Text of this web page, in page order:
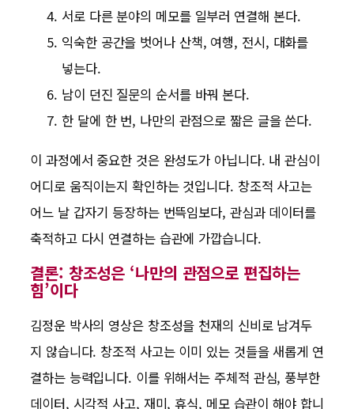
서로 다른 분야의 메모를 일부러 연결해 본다.
익숙한 공간을 벗어나 산책, 여행, 전시, 대화를
넣는다.
남이 던진 질문의 순서를 바꿔 본다.
한 달에 한 번, 나만의 관점으로 짧은 글을 쓴다.
이 과정에서 중요한 것은 완성도가 아닙니다. 내 관심이
어디로 움직이는지 확인하는 것입니다. 창조적 사고는
어느 날 갑자기 등장하는 번뜩임보다, 관심과 데이터를
축적하고 다시 연결하는 습관에 가깝습니다.
결론: 창조성은 ‘나만의 관점으로 편집하는
힘’이다
김정운 박사의 영상은 창조성을 천재의 신비로 남겨두
지 않습니다. 창조적 사고는 이미 있는 것들을 새롭게 연
결하는 능력입니다. 이를 위해서는 주체적 관심, 풍부한
데이터, 시각적 사고, 재미, 휴식, 메모 습관이 해야 합니